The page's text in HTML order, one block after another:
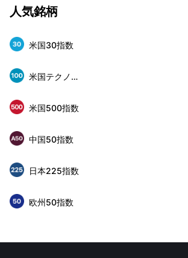
人気銘柄
米国30指数
米国テクノロジー株100指数
米国500指数
中国50指数
日本225指数
欧州50指数